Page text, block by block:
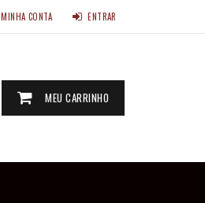
MINHA CONTA ENTRAR
MEU CARRINHO